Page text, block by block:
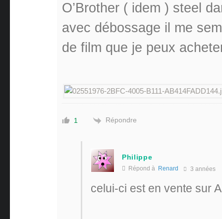
O’Brother ( idem ) steel
avec débossage il me
de film que je peux
1 Répondre
Philippe
Répond à Renard 3 années
celui-ci est en vente sur